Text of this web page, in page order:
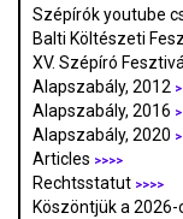
Szépírók youtube
Balti Költészeti
XV. Szépíró
Alapszabály, 2012
Alapszabály, 2016
Alapszabály, 2020
Articles >>>>
Rechtsstatut >>>>
Köszöntjük a 2026-